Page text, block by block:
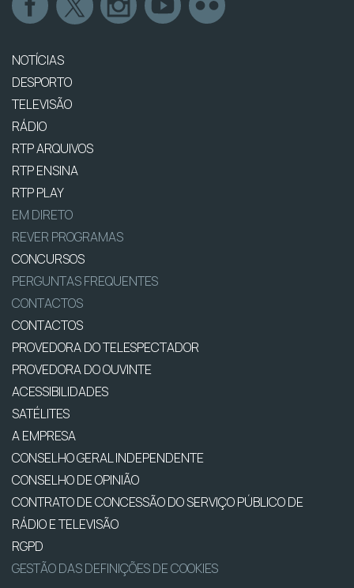
NOTÍCIAS
DESPORTO
TELEVISÃO
RÁDIO
RTP ARQUIVOS
RTP ENSINA
RTP PLAY
EM DIRETO
REVER PROGRAMAS
CONCURSOS
PERGUNTAS FREQUENTES
CONTACTOS
CONTACTOS
PROVEDORA DO TELESPECTADOR
PROVEDORA DO OUVINTE
ACESSIBILIDADES
SATÉLITES
A EMPRESA
CONSELHO GERAL INDEPENDENTE
CONSELHO DE OPINIÃO
CONTRATO DE CONCESSÃO DO SERVIÇO PÚBLICO DE
RÁDIO E TELEVISÃO
RGPD
GESTÃO DAS DEFINIÇÕES DE COOKIES